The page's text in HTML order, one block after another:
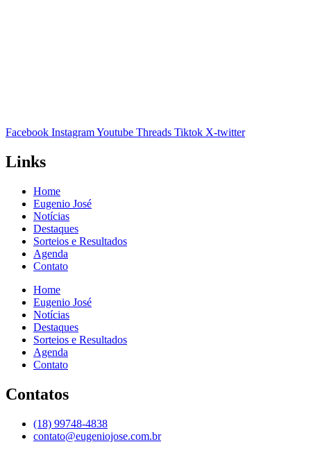
Facebook InstagramYoutube Threads Tiktok X-twitter
Links
Home
Eugenio José
Notícias
Destaques
Sorteios e Resultados
Agenda
Contato
Home
Eugenio José
Notícias
Destaques
Sorteios e Resultados
Agenda
Contato
Contatos
(18) 99748-4838
contato@eugeniojose.com.br